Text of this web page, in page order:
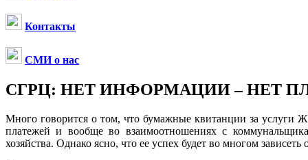
Контакты
СМИ о нас
СГРЦ: НЕТ ИНФОРМАЦИИ – НЕТ
Много говорится о том, что бумажные квитанции за услуги
платежей и вообще во взаимоотношениях с
хозяйства. Однако ясно, что ее успех будет во многом